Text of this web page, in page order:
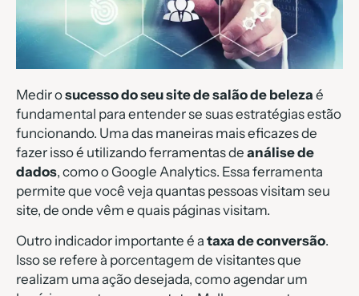
Medir osucesso do seu site de salão de beleza é
fundamental para entender se suas estratégias estão
funcionando. Uma das maneiras mais eficazes de
fazer isso é utilizando ferramentas de análise de
dados, como o Google Analytics. Essa ferramenta
permite que você veja quantas pessoas visitam seu
site, de onde vêm e quais páginas visitam.
Outro indicador importante é a taxa de conversão.
Isso se refere à porcentagem de visitantes que
realizam uma ação desejada, como agendar um